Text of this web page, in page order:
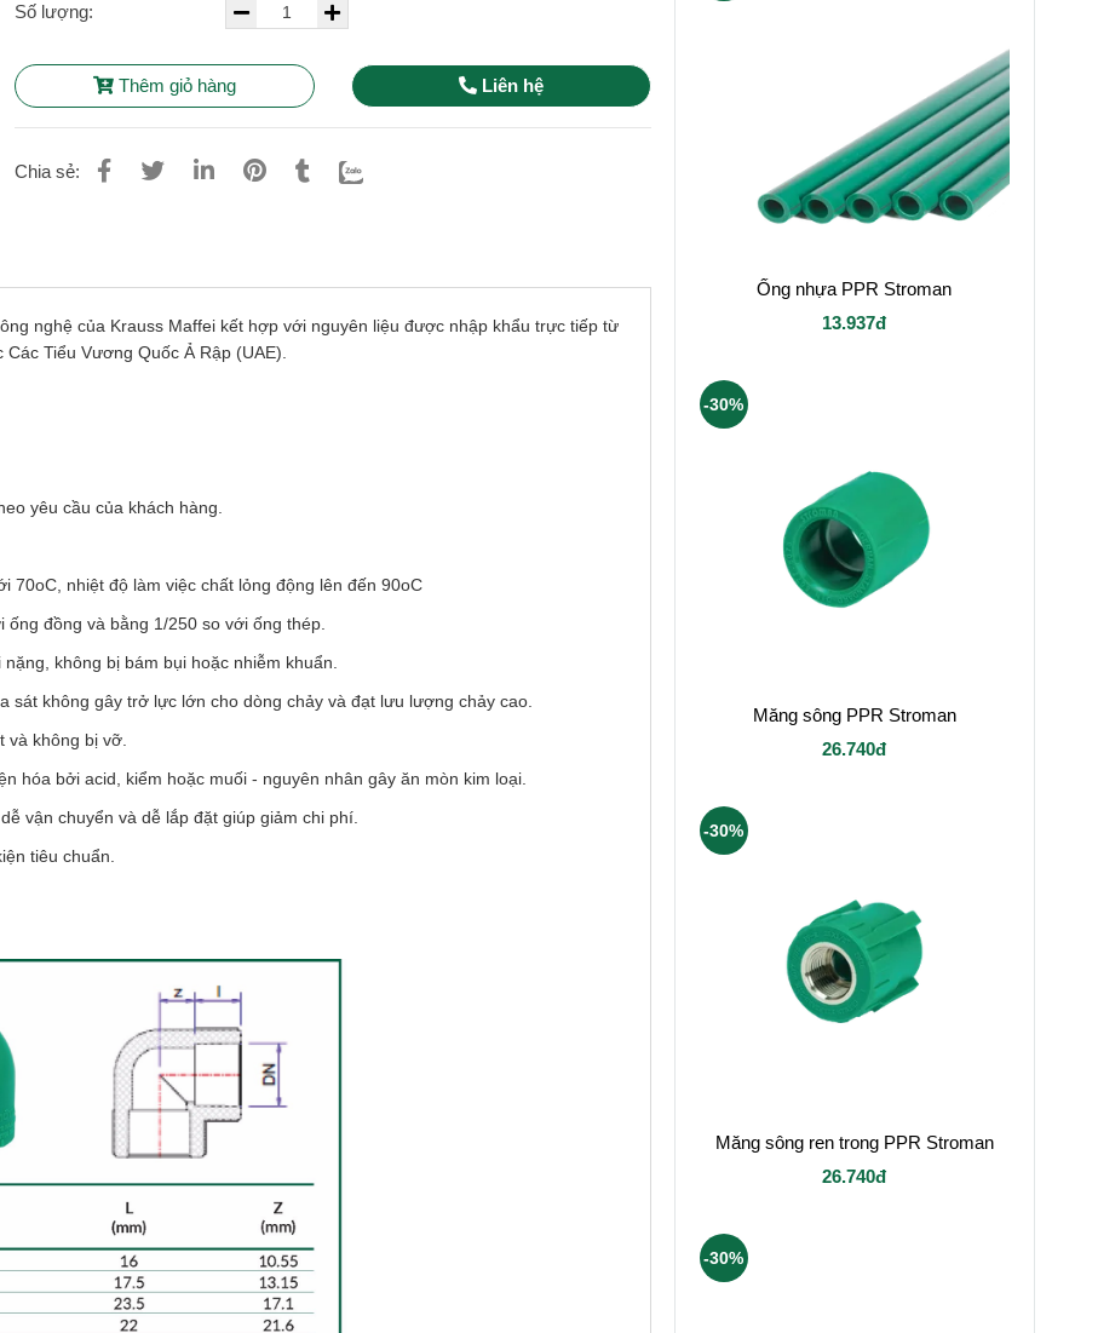
Số lượng:
Thêm giỏ hàng Liên hệ
Chia sẻ:
nghệ của Krauss Maffei kết hợp với nguyên liệu được nhập khẩu trực tiếp từ
Tiểu Vương Quốc Ả Rập (UAE).
yêu cầu của khách hàng.
70oC, nhiệt độ làm việc chất lỏng động lên đến 90oC
đồng và bằng 1/250 so với ống thép.
không bị bám bụi hoặc nhiễm khuẩn.
sát không gây trở lực lớn cho dòng chảy và đạt lưu lượng chảy cao.
và không bị vỡ.
hóa bởi acid, kiểm hoặc muối - nguyên nhân gây ăn mòn kim loại.
vận chuyển và dễ lắp đặt giúp giảm chi phí.
tiêu chuẩn.
Ống nhựa PPR Stroman
13.937đ
Măng sông PPR Stroman
26.740đ
-30%
Măng sông ren trong PPR Stroman
26.740đ
-30%
-30%